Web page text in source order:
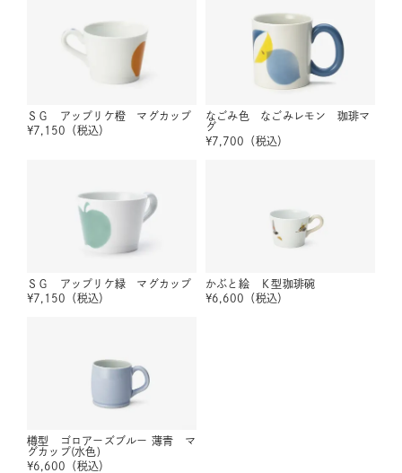
ＳＧ アップリケ橙 マグカップ
¥7,150 （税込）
なごみ色 なごみレモン 珈琲マ
グ
¥7,700 （税込）
ＳＧ アップリケ緑 マグカップ
¥7,150 （税込）
かぶと絵 Ｋ型珈琲碗
¥6,600 （税込）
樽型 ゴロアーズブルー 薄青 マ
グカップ(水色)
¥6,600 （税込）